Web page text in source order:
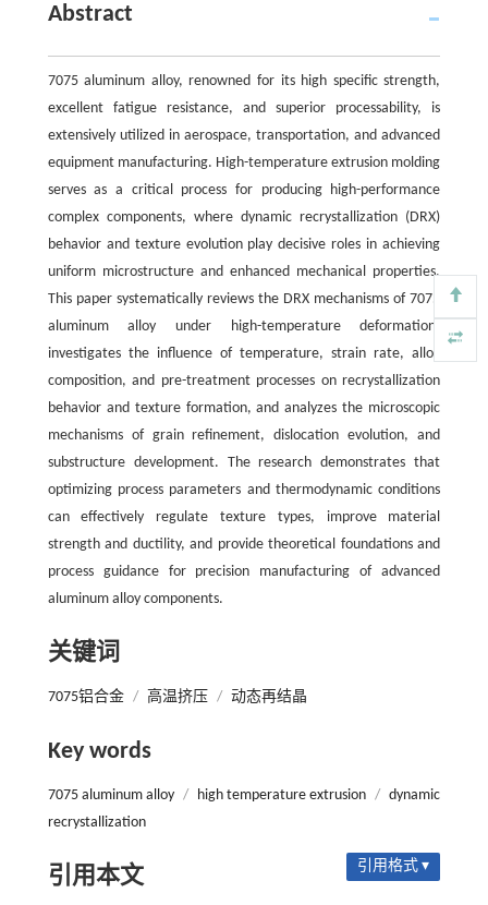
Abstract
7075 aluminum alloy, renowned for its high specific strength,
excellent fatigue resistance, and superior processability, is
extensively utilized in aerospace, transportation, and advanced
equipment manufacturing. High-temperature extrusion molding
serves as a critical process for producing high-performance
complex components, where dynamic recrystallization (DRX)
behavior and texture evolution play decisive roles in achieving
uniform microstructure and enhanced mechanical properties.
This paper systematically reviews the DRX mechanisms of 7075
aluminum alloy under high-temperature deformation,
investigates the influence of temperature, strain rate, alloy
composition, and pre-treatment processes on recrystallization
behavior and texture formation, and analyzes the microscopic
mechanisms of grain refinement, dislocation evolution, and
substructure development. The research demonstrates that
optimizing process parameters and thermodynamic conditions
can effectively regulate texture types, improve material
strength and ductility, and provide theoretical foundations and
process guidance for precision manufacturing of advanced
aluminum alloy components.
关键词
7075铝合金 / 高温挤压 / 动态再结晶
Key words
7075 aluminum alloy / high temperature extrusion / dynamic
recrystallization
引用本文 引用格式 ▾